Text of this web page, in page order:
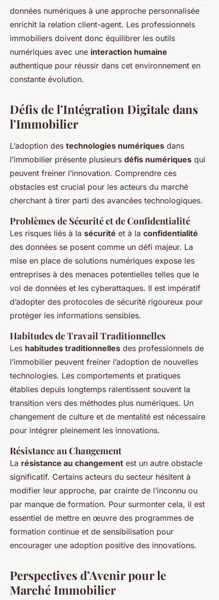
données numériques à une approche personnalisée
enrichit la relation client-agent. Les professionnels
immobiliers doivent donc équilibrer les outils
numériques avec une interaction humaine
authentique pour réussir dans cet environnement en
constante évolution.
Défis de l’Intégration Digitale dans
l’Immobilier
L’adoption des technologies numériques dans
l’immobilier présente plusieurs défis numériques qui
peuvent freiner l’innovation. Comprendre ces
obstacles est crucial pour les acteurs du marché
cherchant à tirer parti des avancées technologiques.
Problèmes de Sécurité et de Confidentialité
Les risques liés à la sécurité et à la confidentialité
des données se posent comme un défi majeur. La
mise en place de solutions numériques expose les
entreprises à des menaces potentielles telles que le
vol de données et les cyberattaques. Il est impératif
d’adopter des protocoles de sécurité rigoureux pour
protéger les informations sensibles.
Habitudes de Travail Traditionnelles
Les habitudes traditionnelles des professionnels de
l’immobilier peuvent freiner l’adoption de nouvelles
technologies. Les comportements et pratiques
établies depuis longtemps ralentissent souvent la
transition vers des méthodes plus numériques. Un
changement de culture et de mentalité est nécessaire
pour intégrer pleinement les innovations.
Résistance au Changement
La résistance au changement est un autre obstacle
significatif. Certains acteurs du secteur hésitent à
modifier leur approche, par crainte de l’inconnu ou
par manque de formation. Pour surmonter cela, il est
essentiel de mettre en œuvre des programmes de
formation continue et de sensibilisation pour
encourager une adoption positive des innovations.
Perspectives d’Avenir pour le
Marché Immobilier